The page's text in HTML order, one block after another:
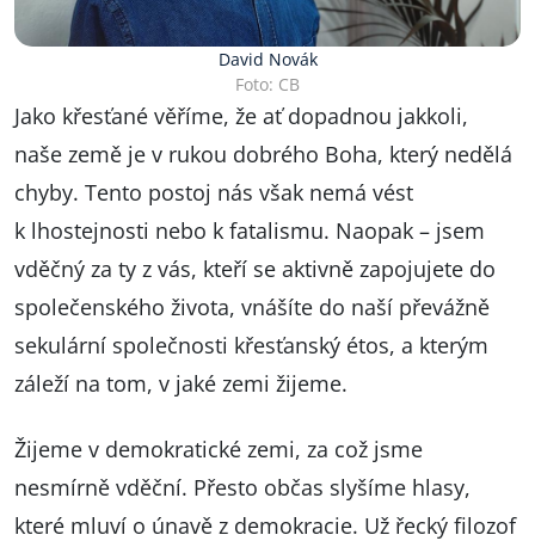
David Novák
Foto: CB
Jako křesťané věříme, že ať dopadnou jakkoli,
naše země je v rukou dobrého Boha, který nedělá
chyby. Tento postoj nás však nemá vést
k lhostejnosti nebo k fatalismu. Naopak – jsem
vděčný za ty z vás, kteří se aktivně zapojujete do
společenského života, vnášíte do naší převážně
sekulární společnosti křesťanský étos, a kterým
záleží na tom, v jaké zemi žijeme.
Žijeme v demokratické zemi, za což jsme
nesmírně vděční. Přesto občas slyšíme hlasy,
které mluví o únavě z demokracie. Už řecký filozof